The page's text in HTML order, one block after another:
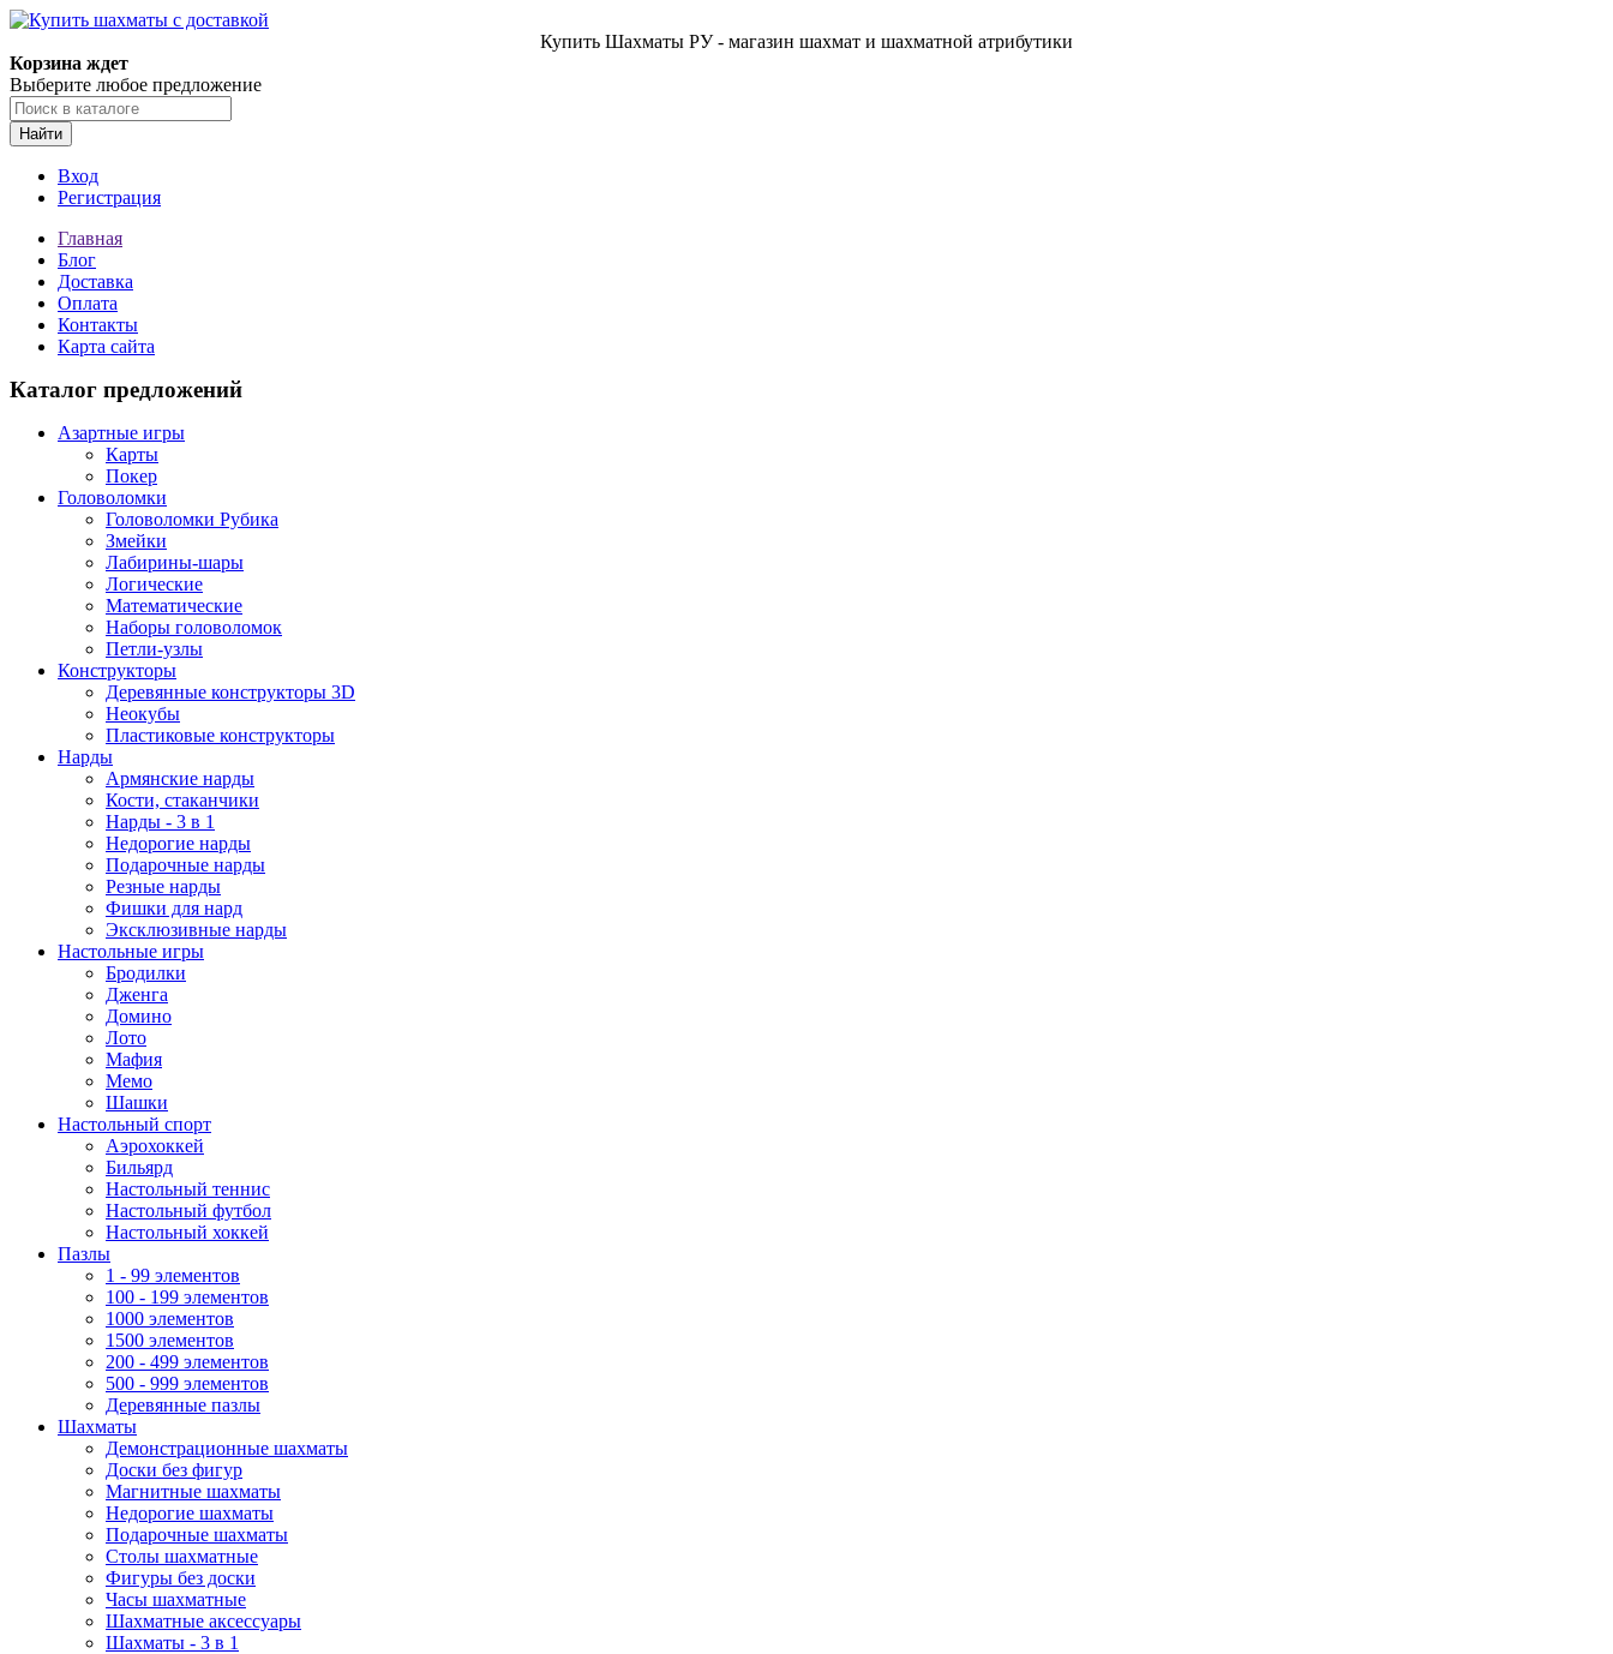
Купить Шахматы РУ - магазин шахмат и шахматной атрибутики
Корзина ждет
Выберите любое предложение
Найти
Вход
Регистрация
Главная
Блог
Доставка
Оплата
Контакты
Карта сайта
Каталог предложений
Азартные игры
Карты
Покер
Головоломки
Головоломки Рубика
Змейки
Лабирины-шары
Логические
Математические
Наборы головоломок
Петли-узлы
Конструкторы
Деревянные конструкторы 3D
Неокубы
Пластиковые конструкторы
Нарды
Армянские нарды
Кости, стаканчики
Нарды - 3 в 1
Недорогие нарды
Подарочные нарды
Резные нарды
Фишки для нард
Эксклюзивные нарды
Настольные игры
Бродилки
Дженга
Домино
Лото
Мафия
Мемо
Шашки
Настольный спорт
Аэрохоккей
Бильярд
Настольный теннис
Настольный футбол
Настольный хоккей
Пазлы
1 - 99 элементов
100 - 199 элементов
1000 элементов
1500 элементов
200 - 499 элементов
500 - 999 элементов
Деревянные пазлы
Шахматы
Демонстрационные шахматы
Доски без фигур
Магнитные шахматы
Недорогие шахматы
Подарочные шахматы
Столы шахматные
Фигуры без доски
Часы шахматные
Шахматные аксессуары
Шахматы - 3 в 1